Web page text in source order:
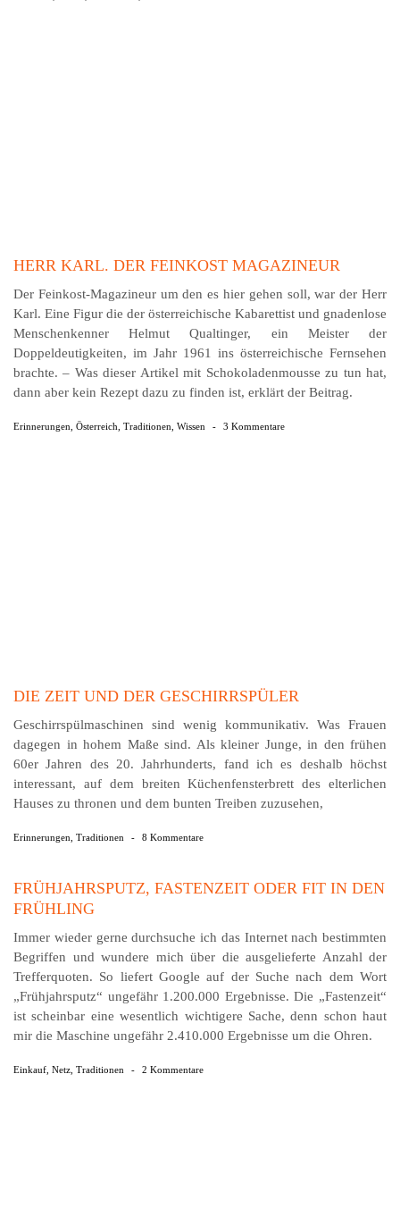
HERR KARL. DER FEINKOST MAGAZINEUR
Der Feinkost-Magazineur um den es hier gehen soll, war der Herr
Karl. Eine Figur die der österreichische Kabarettist und gnadenlose
Menschenkenner Helmut Qualtinger, ein Meister der
Doppeldeutigkeiten, im Jahr 1961 ins österreichische Fernsehen
brachte. – Was dieser Artikel mit Schoko­laden­mousse zu tun hat,
dann aber kein Rezept dazu zu finden ist, erklärt der Beitrag.
Erinnerungen, Österreich, Traditionen, Wissen - 3 Kommentare
DIE ZEIT UND DER GESCHIRRSPÜLER
Geschirrspülmaschinen sind wenig kommunikativ. Was Frauen
dagegen in hohem Maße sind. Als kleiner Junge, in den frühen
60er Jahren des 20. Jahrhunderts, fand ich es deshalb höchst
interessant, auf dem breiten Küchenfensterbrett des elterlichen
Hauses zu thronen und dem bunten Treiben zuzusehen,
Erinnerungen, Traditionen - 8 Kommentare
FRÜHJAHRSPUTZ, FASTENZEIT ODER FIT IN DEN
FRÜHLING
Immer wieder gerne durchsuche ich das Internet nach bestimmten
Begriffen und wundere mich über die ausgelieferte Anzahl der
Trefferquoten. So liefert Google auf der Suche nach dem Wort
„Frühjahrsputz“ ungefähr 1.200.000 Ergebnisse. Die „Fastenzeit“
ist scheinbar eine wesentlich wichtigere Sache, denn schon haut
mir die Maschine ungefähr 2.410.000 Ergebnisse um die Ohren.
Einkauf, Netz, Traditionen - 2 Kommentare